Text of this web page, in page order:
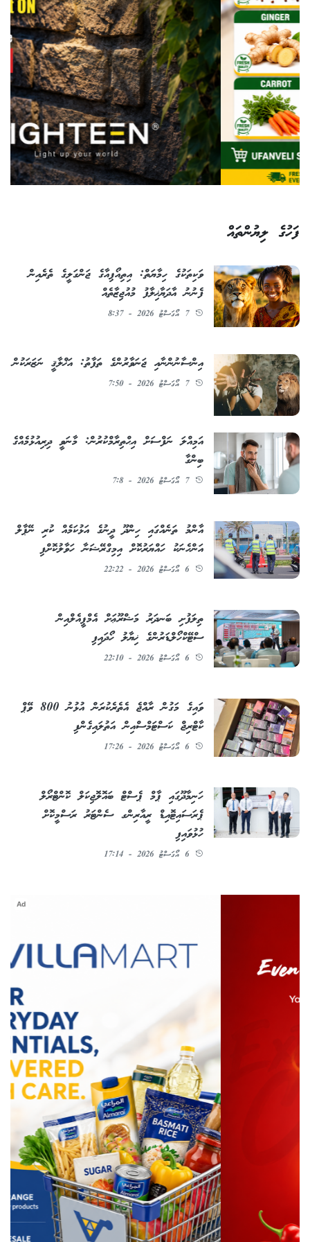
ފަހުގެ ލިޔުންތައް
ވަކިތަކުގެ ހިމާޔަތް: އިތިއޯޕިއާގެ ޖަންގަލީގެ ތެރެއިން
ފެނުނު އާދަޔާޚިލާފު މުއުޖިޒާތެއް
7 އޯގަސްޓު 2026 - 8:37
އިންސާނުންނާއި ޖަނަވާރުންގެ ތަފާތު: އަޚްލާޤީ ނަޒަރަކުން
7 އޯގަސްޓު 2026 - 7:50
އަމިއްލަ ނަފްސަށް އިޙްތިރާމްކުރުން: މާނަވީ ދިރިއުޅުމެއްގެ
ބިންގާ
7 އޯގަސްޓު 2026 - 7:8
އާންމު ތަނެއްގައި ހިންދޫ ދީނުގެ އަޅުކަމެއް ކުރި ނޭޕާލް
އަންހެނަކު ހައްޔަރުކޮށް އިމިގްރޭޝަނާ ހަވާލުކޮށްފި
6 އޯގަސްޓު 2026 - 22:22
ތިލަފުށި ބަނދަރު މަޝްރޫޢަށް އެމްޕީއެލްއިން
ސްޓޭކްހޯލްޑަރުންގެ ޚިޔާލު ހޯދައިފި
6 އޯގަސްޓު 2026 - 22:10
ވައިގެ މަގުން ރާއްޖެ އެތެރެކުރަން އުޅުނު 800 ވޭޕް
ކާޓްރިޖް ކަސްޓަމްސްއިން އަތުލައިގެންފި
6 އޯގަސްޓު 2026 - 17:26
ހަނިމާދޫގައި ޕާމް ޕެސްޓް ބައޮލޮޖިކަލް ކޮންޓްރޯލް
ޕެރަސައިޓޮއިޑް ރީއާރިންގ ސެންޓަރު ރަސްމީކޮށް
ހުޅުވައިފި
6 އޯގަސްޓު 2026 - 17:14
Ad